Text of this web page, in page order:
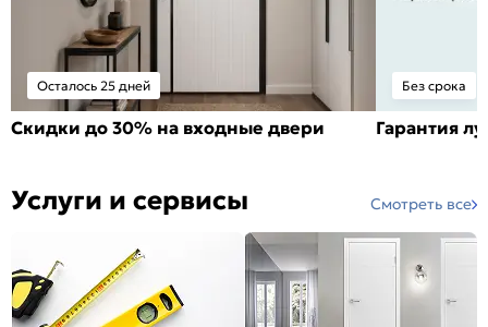
Осталось 25 дней
Скидки до 30% на входные двери
Без срока
Гарантия
Услуги и сервисы Смотреть все